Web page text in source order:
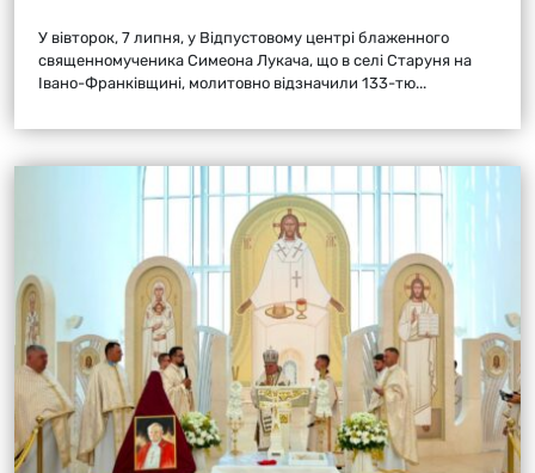
У вівторок, 7 липня, у Відпустовому центрі блаженного
священномученика Симеона Лукача, що в селі Старуня на
Івано-Франківщині, молитовно відзначили 133-тю...